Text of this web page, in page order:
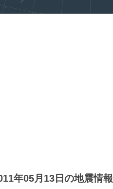
年05月13日の地震情報